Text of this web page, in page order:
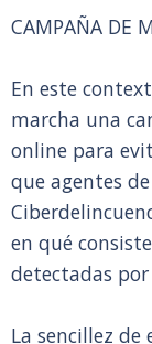
CAMPAÑA DE
En este
marcha una
online para
que agentes
en qué
detectadas
La sencillez